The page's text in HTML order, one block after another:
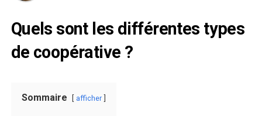
Quels sont les différentes types
de coopérative ?
Sommaire afficher